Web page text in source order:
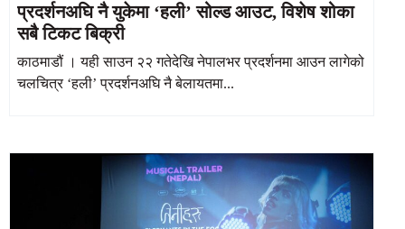
प्रदर्शनअघि नै युकेमा ‘हली’ सोल्ड आउट, विशेष शोका
सबै टिकट बिक्री
काठमाडौं । यही साउन २२ गतेदेखि नेपालभर प्रदर्शनमा आउन लागेको
चलचित्र ‘हली’ प्रदर्शनअघि नै बेलायतमा...